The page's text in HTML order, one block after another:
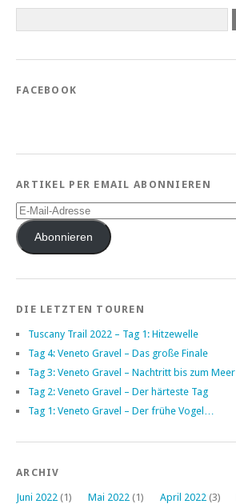
FACEBOOK
ARTIKEL PER EMAIL ABONNIEREN
E-
Mail-
AdresseAbonnieren
DIE LETZTEN TOUREN
Tuscany Trail 2022 – Tag 1: Hitzewelle
Tag 4: Veneto Gravel – Das große Finale
Tag 3: Veneto Gravel – Nachtritt bis zum Meer
Tag 2: Veneto Gravel – Der härteste Tag
Tag 1: Veneto Gravel – Der frühe Vogel…
ARCHIV
Juni 2022 (1) Mai 2022 (1) April 2022 (3)